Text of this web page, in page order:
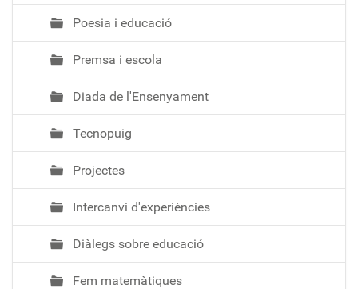
Poesia i educació
Premsa i escola
Diada de l'Ensenyament
Tecnopuig
Projectes
Intercanvi d'experiències
Diàlegs sobre educació
Fem matemàtiques